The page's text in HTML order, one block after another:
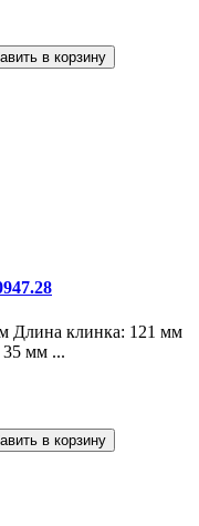
Длина клинка: 121 мм
мм ...